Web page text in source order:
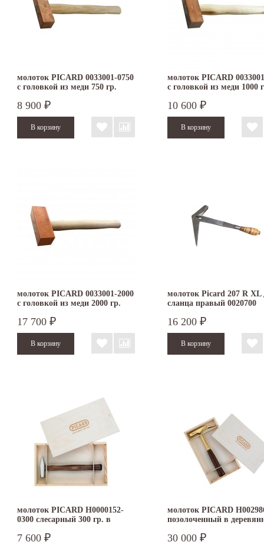
молоток PICARD 0033001-0750
с головкой из меди 750 гр.
8 900 ₽
молоток PICARD
с головкой из меди 1000
10 600 ₽
молоток PICARD 0033001-2000
с головкой из меди 2000 гр.
17 700 ₽
молоток Picard 207 R XL
сланца правый 0020700
16 200 ₽
молоток PICARD H0000152-
0300 слесарный 300 гр. в
7 600 ₽
молоток PICARD
позолоченный в
30 000 ₽